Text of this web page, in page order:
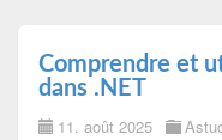
Comprendre et
dans .NET
11. août 2025